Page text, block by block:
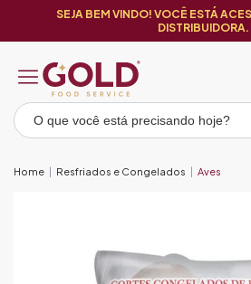
SEJA BEM VINDO! VOCÊ ESTÁ
DISTRIBUIDORA.
Home Resfriados e Congelados Aves